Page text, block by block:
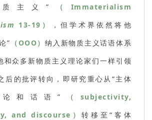
主义” （Immaterialism
13-19）
，但学术界依然将他
” （OOO） 纳入新物质主义话语体系
和众多新物质主义理论家们一样引领
后的批评转向，即研究重心从“主体
和话语” （subjectivity,
and discourse）转移至“客体